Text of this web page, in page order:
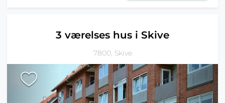
3 værelses hus i Skive
7800, Skive